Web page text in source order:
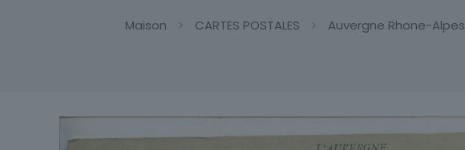
Maison CARTES POSTALES Auvergne Rhone-Alpes